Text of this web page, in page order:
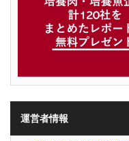
運営者情報